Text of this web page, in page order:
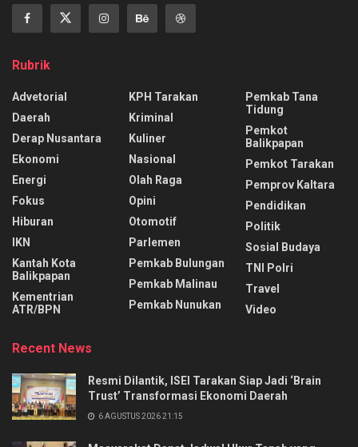
Rubrik
Advetorial
Daerah
Derap Nusantara
Ekonomi
Energi
Fokus
Hiburan
IKN
Kantah Kota
Balikpapan
Kementrian
ATR/BPN
KPH Tarakan
Kriminal
Kuliner
Nasional
Olah Raga
Opini
Otomotif
Parlemen
Pemkab Bulungan
Pemkab Malinau
Pemkab Nunukan
Pemkab Tana
Tidung
Pemkot
Balikpapan
Pemkot Tarakan
Pemprov Kaltara
Pendidikan
Politik
Sosial Budaya
TNI Polri
Travel
Video
Recent News
Resmi Dilantik, ISEI Tarakan Siap Jadi ‘Brain
Trust’ Transformasi Ekonomi Daerah
6 AGUSTUS 2026 21:15